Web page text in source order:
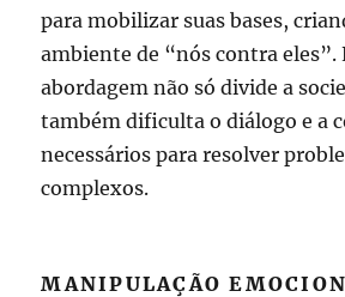
para mobilizar suas bases,
ambiente de “nós contra eles”.
abordagem não só divide a
também dificulta o diálogo e a
necessários para resolver
complexos.
MANIPULAÇÃO